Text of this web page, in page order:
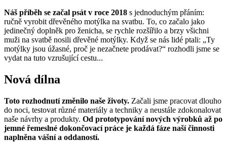
Náš příběh se začal psát v roce 2018 s jednoduchým přáním:
ručně vyrobit dřevěného motýlka na svatbu. To, co začalo jako
jedinečný doplněk pro ženicha, se rychle rozšířilo a brzy všichni
muži na svatbě nosili dřevěné motýlky. Když se nás lidé ptali: „Ty
motýlky jsou úžasné, proč je nezačnete prodávat?“ rozhodli jsme se
vydat na tuto vzrušující cestu...
Nová dílna
Toto rozhodnutí změnilo naše životy. Začali jsme pracovat dlouho
do noci, testovat různé materiály a techniky a neustále zdokonalovat
naše návrhy a produkty. Od prototypování nových výrobků až po
jemné řemeslné dokončovací práce je každá fáze naší činnosti
naplněna vášní a oddaností.